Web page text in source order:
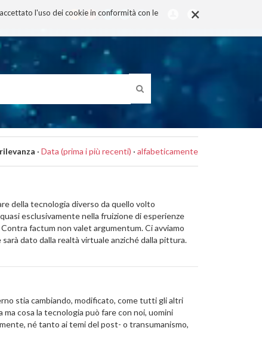
×
l'uso dei cookie in conformità con le
rilevanza · Data (prima i più recenti) · alfabeticamente
della tecnologia diverso da quello volto
esclusivamente nella fruizione di esperienze
factum non valet argumentum. Ci avviamo
dato dalla realtà virtuale anziché dalla pittura.
stia cambiando, modificato, come tutti gli altri
cosa la tecnologia può fare con noi, uomini
né tanto ai temi del post- o transumanismo,